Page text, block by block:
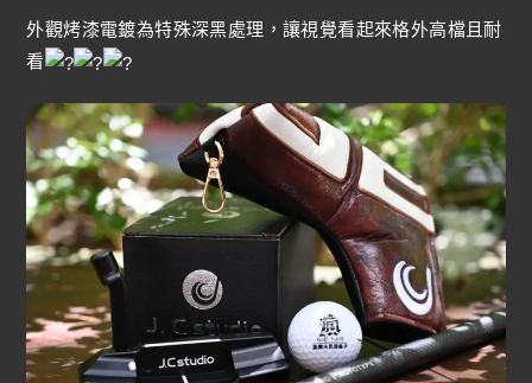
外觀烤漆電鍍為特殊深黑處理，讓視覺看起來格外高檔且耐
看